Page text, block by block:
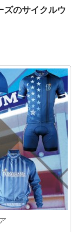
ズのサイクルウ